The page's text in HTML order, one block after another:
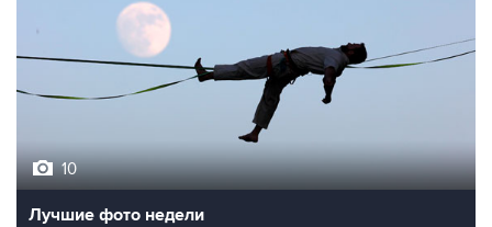
10
Лучшие фото недели